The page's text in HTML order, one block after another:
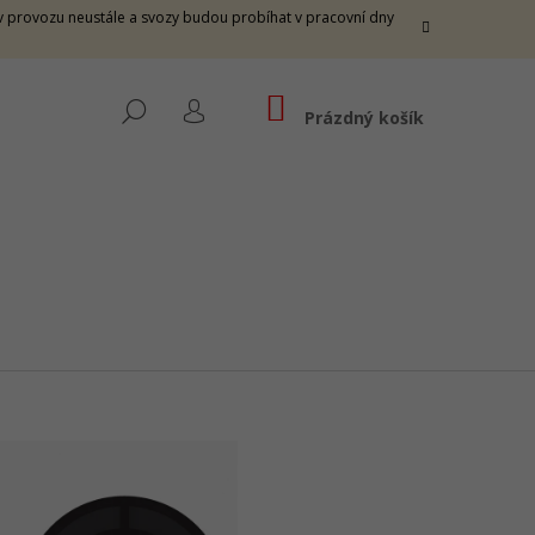
v provozu neustále a svozy budou probíhat v pracovní dny
HLEDAT
PŘIHLÁŠENÍ
NÁKUPNÍ
KOŠÍK
Prázdný košík
M -